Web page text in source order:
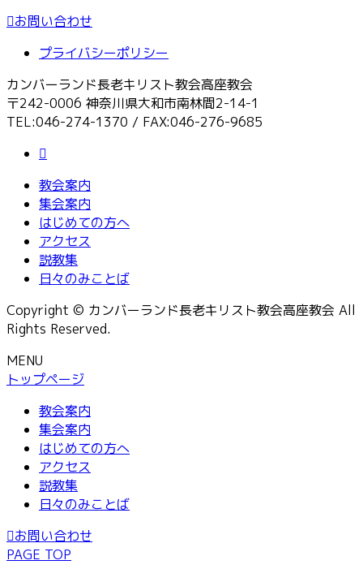
お問い合わせ
プライバシーポリシー
カンバーランド長老キリスト教会高座教会
〒242-0006 神奈川県大和市南林間2-14-1
TEL:046-274-1370 / FAX:046-276-9685
教会案内
集会案内
はじめての方へ
アクセス
説教集
日々のみことば
Copyright © カンバーランド長老キリスト教会高座教会 All
Rights Reserved.
MENU
トップページ
教会案内
集会案内
はじめての方へ
アクセス
説教集
日々のみことば
お問い合わせ
PAGE TOP